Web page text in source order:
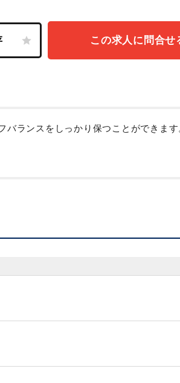
この求人に問合せ
バランスをしっかり保つことができま